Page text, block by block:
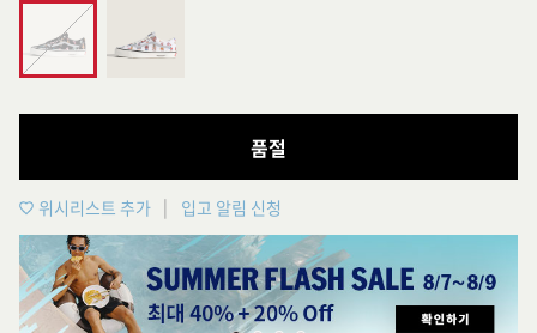
품절
위시리스트 추가 입고 알림 신청